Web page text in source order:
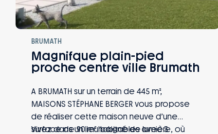
BRUMATH
Magnifque plain-pied
proche centre ville Brumath
A BRUMATH sur un terrain de 445 m²,
MAISONS STÉPHANE BERGER vous propose
de réaliser cette maison neuve d’une
surface de 90 m² habitables avec 3
Vivez dans un lieu baigné de lumière, où